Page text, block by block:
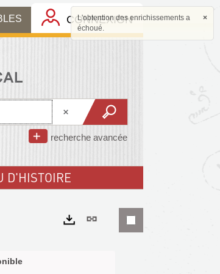
CONNEXION
recherche avancée
D'HISTOIRE
Lien
×
L'obtention des enrichissements a
échoué.